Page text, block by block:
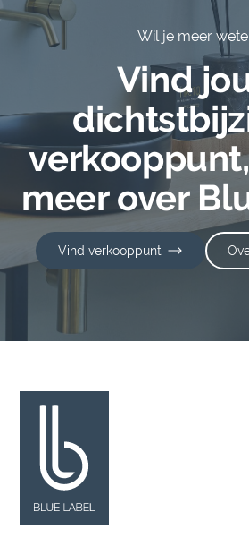
Wil je meer
Vind
meer over
Vind verkooppunt